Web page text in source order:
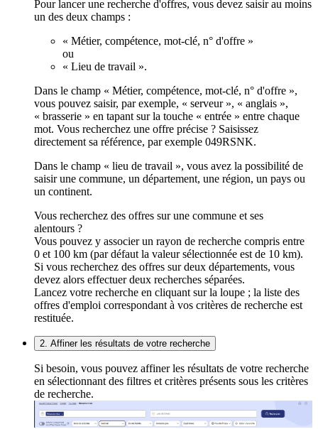
Pour lancer une recherche d'offres, vous devez saisir au moins
un des deux champs :
« Métier, compétence, mot-clé, n° d'offre »
ou
« Lieu de travail ».
Dans le champ « Métier, compétence, mot-clé, n° d'offre »,
vous pouvez saisir, par exemple, « serveur », « anglais »,
« brasserie » en tapant sur la touche « entrée » entre chaque
mot. Vous recherchez une offre précise ? Saisissez
directement sa référence, par exemple 049RSNK.
Dans le champ « lieu de travail », vous avez la possibilité de
saisir une commune, un département, une région, un pays ou
un continent.
Vous recherchez des offres sur une commune et ses
alentours ?
Vous pouvez y associer un rayon de recherche compris entre
0 et 100 km (par défaut la valeur sélectionnée est de 10 km).
Si vous recherchez des offres sur deux départements, vous
devez alors effectuer deux recherches séparées.
Lancez votre recherche en cliquant sur la loupe ; la liste des
offres d'emploi correspondant à vos critères de recherche est
restituée.
2. Affiner les résultats de votre recherche
Si besoin, vous pouvez affiner les résultats de votre recherche
en sélectionnant des filtres et critères présents sous les critères
de recherche.